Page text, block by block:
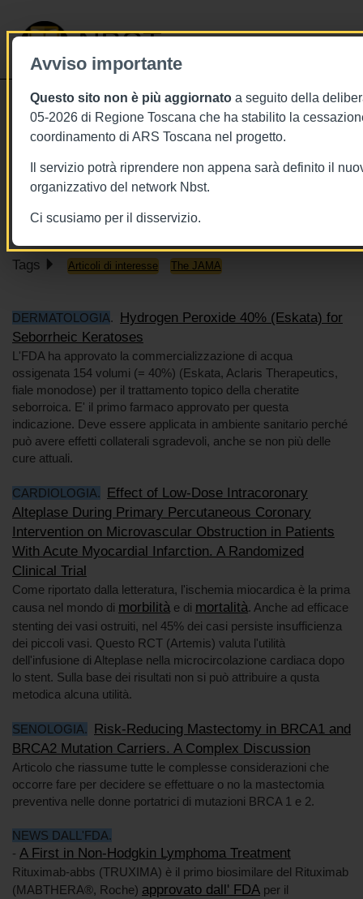
Avviso importante
Questo sito non è più aggiornato a seguito della
05-2026 di Regione Toscana che ha stabilito la
coordinamento di ARS Toscana nel progetto.
Il servizio potrà riprendere non appena sarà definito il
organizzativo del network Nbst.
Ci scusiamo per il disservizio.
NBST
Toggle
1-8 gennaio 2019 - This week in
JAMA
Tags Articoli di interesse The JAMA
DERMATOLOGIA. Hydrogen Peroxide 40% (Eskata) for
Seborrheic Keratoses
L'FDA ha approvato la commercializzazione di acqua
ossigenata 154 volumi (= 40%) (Eskata, Aclaris Therapeutics,
fiale monodose) per il trattamento topico della cheratite
seborroica. E' il primo farmaco approvato per questa
indicazione. Deve essere applicata in ambiente sanitario perché
può avere effetti collaterali sgradevoli, anche se non più delle
cure attuali.
CARDIOLOGIA. Effect of Low-Dose Intracoronary
Alteplase During Primary Percutaneous Coronary
Intervention on Microvascular Obstruction in Patients
With Acute Myocardial Infarction. A Randomized
Clinical Trial
Come riportato dalla letteratura, l'ischemia miocardica è la prima
causa nel mondo di morbilità e di mortalità. Anche ad efficace
stenting dei vasi ostruiti, nel 45% dei casi persiste insufficienza
dei piccoli vasi. Questo RCT (Artemis) valuta l'utilità
dell'infusione di Alteplase nella microcircolazione cardiaca dopo
lo stent. Sulla base dei risultati non si può attribuire a qusta
metodica alcuna utilità.
SENOLOGIA. Risk-Reducing Mastectomy in BRCA1 and
BRCA2 Mutation Carriers. A Complex Discussion
Articolo che riassume tutte le complesse considerazioni che
occorre fare per decidere se effettuare o no la mastectomia
preventiva nelle donne portatrici di mutazioni BRCA 1 e 2.
NEWS DALL'FDA.
- A First in Non-Hodgkin Lymphoma Treatment
Rituximab-abbs (TRUXIMA) è il primo biosimilare del Rituximab
(MABTHERA®, Roche) approvato dall' FDA per il